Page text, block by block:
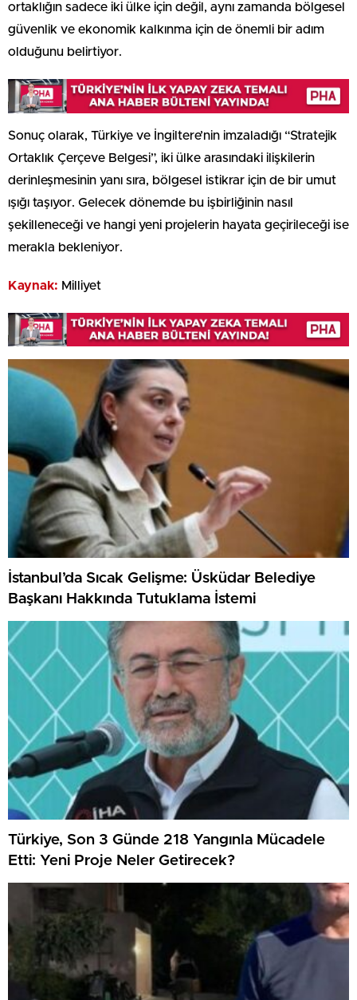
ortaklığın sadece iki ülke için değil, aynı zamanda bölgesel
güvenlik ve ekonomik kalkınma için de önemli bir adım
olduğunu belirtiyor.
Sonuç olarak, Türkiye ve İngiltere’nin imzaladığı “Stratejik
Ortaklık Çerçeve Belgesi”, iki ülke arasındaki ilişkilerin
derinleşmesinin yanı sıra, bölgesel istikrar için de bir umut
ışığı taşıyor. Gelecek dönemde bu işbirliğinin nasıl
şekilleneceği ve hangi yeni projelerin hayata geçirileceği ise
merakla bekleniyor.
Kaynak: Milliyet
İstanbul’da Sıcak Gelişme: Üsküdar Belediye
Başkanı Hakkında Tutuklama İstemi
Türkiye, Son 3 Günde 218 Yangınla Mücadele
Etti: Yeni Proje Neler Getirecek?